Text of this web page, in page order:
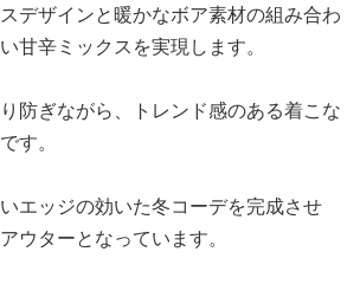
デザインと暖かなボア素材の組み合わ
甘辛ミックスを実現します。
防ぎながら、トレンド感のある着こな
す。
エッジの効いた冬コーデを完成させ
ウターとなっています。